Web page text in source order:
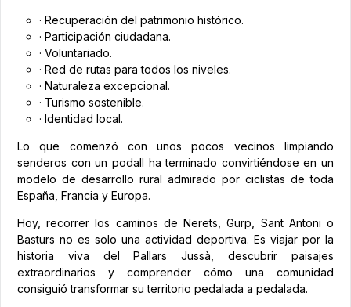
· Recuperación del patrimonio histórico.
· Participación ciudadana.
· Voluntariado.
· Red de rutas para todos los niveles.
· Naturaleza excepcional.
· Turismo sostenible.
· Identidad local.
Lo que comenzó con unos pocos vecinos limpiando
senderos con un podall ha terminado convirtiéndose en un
modelo de desarrollo rural admirado por ciclistas de toda
España, Francia y Europa.
Hoy, recorrer los caminos de Nerets, Gurp, Sant Antoni o
Basturs no es solo una actividad deportiva. Es viajar por la
historia viva del Pallars Jussà, descubrir paisajes
extraordinarios y comprender cómo una comunidad
consiguió transformar su territorio pedalada a pedalada.